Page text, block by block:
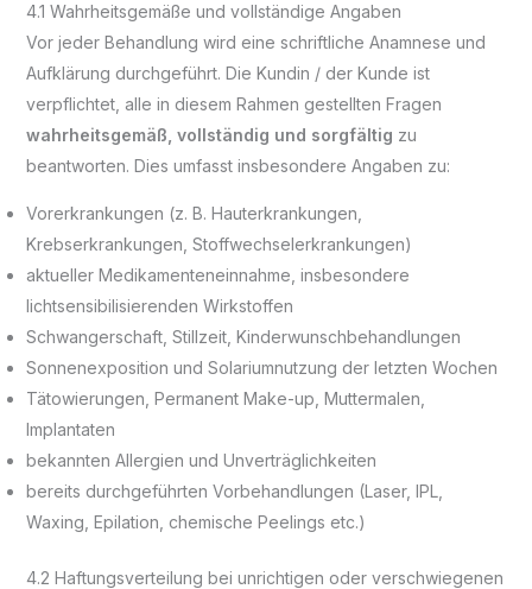
4.1 Wahrheitsgemäße und vollständige Angaben
Vor jeder Behandlung wird eine schriftliche Anamnese und
Aufklärung durchgeführt. Die Kundin / der Kunde ist
verpflichtet, alle in diesem Rahmen gestellten Fragen
wahrheitsgemäß, vollständig und sorgfältig zu
beantworten. Dies umfasst insbesondere Angaben zu:
Vorerkrankungen (z. B. Hauterkrankungen,
Krebserkrankungen, Stoffwechselerkrankungen)
aktueller Medikamenteneinnahme, insbesondere
lichtsensibilisierenden Wirkstoffen
Schwangerschaft, Stillzeit, Kinderwunschbehandlungen
Sonnenexposition und Solariumnutzung der letzten Wochen
Tätowierungen, Permanent Make-up, Muttermalen,
Implantaten
bekannten Allergien und Unverträglichkeiten
bereits durchgeführten Vorbehandlungen (Laser, IPL,
Waxing, Epilation, chemische Peelings etc.)
4.2 Haftungsverteilung bei unrichtigen oder verschwiegenen